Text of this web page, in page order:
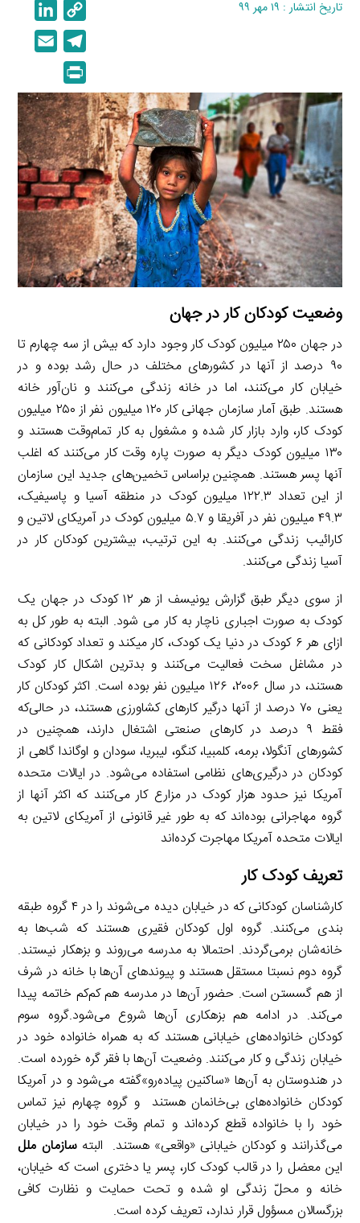
تاریخ انتشار : ۱۹ مهر ۹۹
o
p
y
L
i
n
k
i
n
e
d
I
n
e
l
e
g
r
a
m
i
l
r
i
n
t
وضعیت کودکان کار در جهان
در جهان ۲۵۰ میلیون کودک کار وجود دارد که بیش از سه چهارم تا
۹۰ درصد از آنها در کشورهای مختلف در حال رشد بوده و در
خیابان کار می‌کنند، اما در خانه زندگی می‌کنند و نان‌آور خانه
هستند. طبق آمار سازمان جهانی کار ۱۲۰ میلیون‌ نفر از ۲۵۰ میلیون
کودک کار، وارد بازار کار شده و مشغول به کار تمام‌وقت هستند و
۱۳۰ میلیون کودک دیگر به صورت پاره وقت کار می‌کنند که اغلب
آنها پسر هستند. همچنین براساس تخمین‌های جدید این سازمان
از این تعداد ۱۲۲.۳ میلیون کودک در منطقه آسیا و پاسیفیک،
۴۹.۳ میلیون نفر در آفریقا و ۵.۷ میلیون کودک در آمریکای لاتین و
کارائیب زندگی می‌کنند. به این ترتیب، بیشترین کودکان کار در
آسیا زندگی می‌کنند.
از سوی دیگر طبق گزارش یونیسف از هر ۱۲ کودک در جهان یک
کودک به صورت اجباری ناچار به کار می شود. البته به طور کل به
ازای هر ۶ کودک در دنیا یک کودک، کار می‏کند و تعداد کودکانی که
در مشاغل سخت فعالیت می‌کنند و بدترین اشکال کار کودک
هستند، در سال ۲۰۰۶، ۱۲۶ میلیون نفر بوده است. اکثر کودکان کار
یعنی ۷۰ درصد از آنها درگیر کارهای کشاورزی هستند، در حالی‌که
فقط ۹ درصد در کارهای صنعتی اشتغال دارند، همچنین در
کشورهای آنگولا، برمه، کلمبیا، کنگو، لیبریا، سودان و اوگاندا گاهی از
کودکان در درگیری‌های نظامی استفاده می‌شود. در ایالات متحده
آمریکا نیز حدود هزار کودک در مزارع کار می‌کنند که اکثر آنها از
گروه مهاجرانی بوده‌اند که به طور غیر قانونی از آمریکای لاتین به
ایالات متحده آمریکا مهاجرت کرده‌اند
تعریف کودک کار
کارشناسان کودکانی که در خیابان دیده می‌شوند را در ۴ گروه طبقه
بندی می‌کنند. گروه اول کودکان فقیری هستند که شب‌ها به
خانه‌شان برمی‌گردند. احتمالا به مدرسه می‌روند و بزهکار نیستند.
گروه دوم نسبتا مستقل‌ هستند و پیوندهای آن‌ها با خانه در شرف
از هم گسستن است. حضور آن‌ها در مدرسه هم کم‌کم خاتمه پیدا
می‌کند. در ادامه هم بزهکاری آن‌ها شروع می‌شود.گروه سوم
کودکان خانواده‌های خیابانی هستند که به همراه خانواده خود در
خیابان زندگی و کار می‌کنند. وضعیت آن‌ها با فقر گره خورده است.
در هندوستان به آن‌ها «ساکنین پیاده‌رو»گفته می‌شود و در آمریکا
کودکان خانواده‌های بی‌خانمان هستند و گروه چهارم نیز تماس
خود را با خانواده قطع کرده‌اند و تمام وقت خود را در خیابان
می‌گذرانند و کودکان خیابانی «واقعی» هستند. البتهسازمان ملل
این معضل را در قالب کودک کار، پسر یا دختری است که خیابان،
خانه و محلّ زندگی او شده و تحت حمایت و نظارت کافی
بزرگسالان مسؤول قرار ندارد، تعریف کرده است.